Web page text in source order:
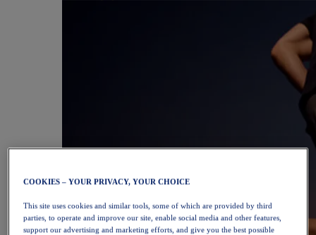
COOKIES – YOUR PRIVACY, YOUR CHOICE
This site uses cookies and similar tools, some of which are provided by third
parties, to operate and improve our site, enable social media and other features,
support our advertising and marketing efforts, and give you the best possible